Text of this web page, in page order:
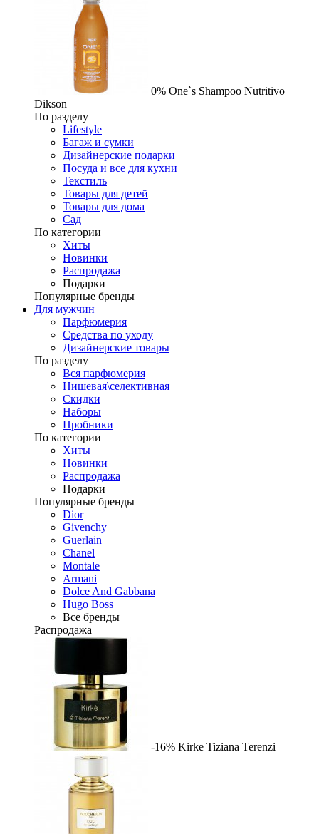
0% One`s Shampoo Nutritivo
Dikson
По разделу
Lifestyle
Багаж и сумки
Дизайнерские подарки
Посуда и все для кухни
Текстиль
Товары для детей
Товары для дома
Сад
По категории
Хиты
Новинки
Распродажа
Подарки
Популярные бренды
Для мужчин
Парфюмерия
Средства по уходу
Дизайнерские товары
По разделу
Вся парфюмерия
Нишевая\селективная
Скидки
Наборы
Пробники
По категории
Хиты
Новинки
Распродажа
Подарки
Популярные бренды
Dior
Givenchy
Guerlain
Chanel
Montale
Armani
Dolce And Gabbana
Hugo Boss
Все бренды
Распродажа
-16% Kirke Tiziana Terenzi